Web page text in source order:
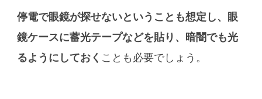
停電で眼鏡が探せないということも想定し、眼
鏡ケースに蓄光テープなどを貼り、暗闇でも光
るようにしておく ことも必要でしょう。